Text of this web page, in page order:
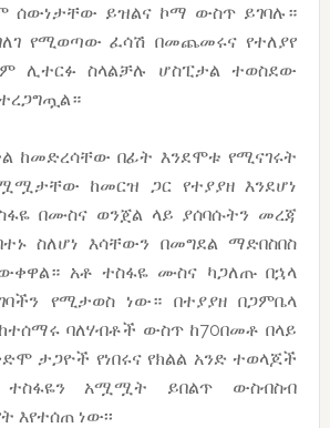
ሰውነታቸው ይዝልና ኮማ ውስጥ ይገባሉ።
የሚወጣው ፈሳሽ በመጨመሩና የተለያየ
ሊተርፉ ስላልቻሉ ሆስፒታል ተወስደው
ከመድረሳቸው በፊት እንደሞቱ የሚናገሩት
ከመርዝ ጋር የተያያዘ እንደሆነ
በሙስና ወንጀል ላይ ያሰባሱትን መረጃ
ስለሆነ እሳቸውን በመግደል ማድበስበስ
አቶ ተስፋዬ ሙስና ካጋለጡ በኋላ
የሚታወስ ነው። በተያያዘ በጋምቤላ
ባለሃብቶች ውስጥ ከ70በመቶ በላይ
ታጋዮች የነበሩና የክልል አንድ ተወላጆች
አሟሟት ይበልጥ ውስብስብ
እየተሰጠ ነው፡፡